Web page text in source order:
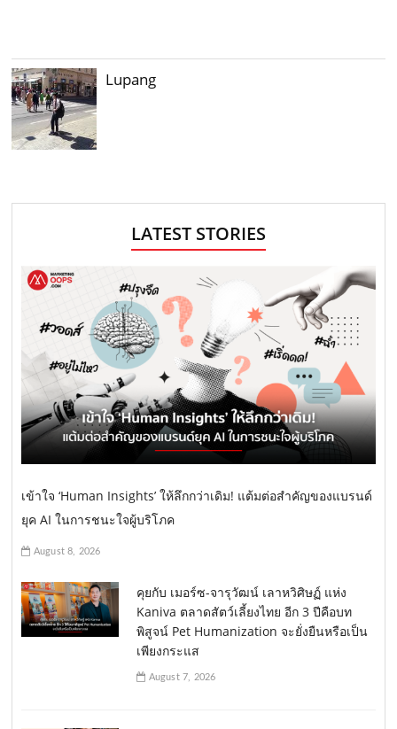
Lupang
LATEST STORIES
เข้าใจ ‘Human Insights’ ให้ลึกกว่าเดิม! แต้มต่อสำคัญของแบรนด์
ยุค AI ในการชนะใจผู้บริโภค
August 8, 2026
คุยกับ เมอร์ซ-จารุวัฒน์ เลาหวิศิษฏ์ แห่ง
Kaniva ตลาดสัตว์เลี้ยงไทย อีก 3 ปีคือบท
พิสูจน์ Pet Humanization จะยั่งยืนหรือเป็น
เพียงกระแส
August 7, 2026